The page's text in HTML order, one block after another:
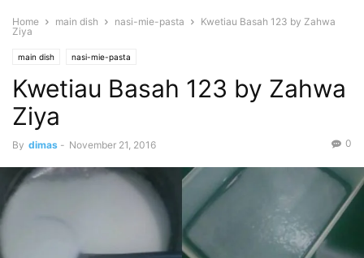
Home main dish nasi-mie-pasta
Kwetiau Basah 123 by Zahwa
Ziya
main dish nasi-mie-pasta
Kwetiau Basah 123 by Zahwa
Ziya
By dimas - November 21, 2016 0